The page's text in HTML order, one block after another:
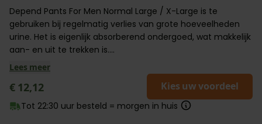
Depend Pants For Men Normal Large / X-Large is te
gebruiken bij regelmatig verlies van grote hoeveelheden
urine. Het is eigenlijk absorberend ondergoed, wat makkelijk
aan- en uit te trekken is....
Lees meer
€ 12,12 Kies uw voordeel
Tot 22:30 uur besteld = morgen in huis